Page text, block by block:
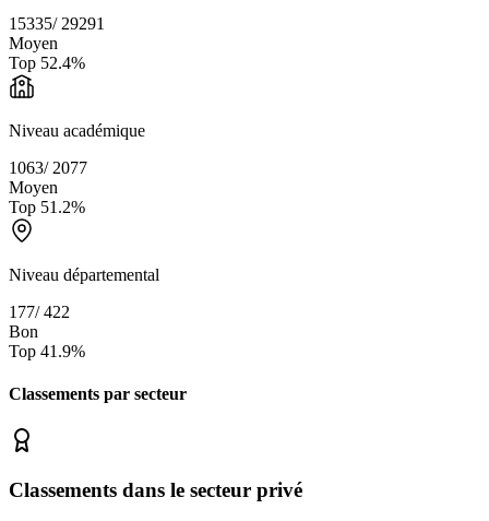
15335/ 29291
Moyen
Top 52.4%
Niveau académique
1063/ 2077
Moyen
Top 51.2%
Niveau départemental
177/422
Bon
Top 41.9%
Classements par secteur
Classements dans le secteur privé